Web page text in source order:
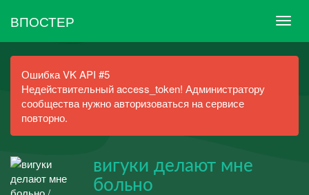
ВПОСТЕР
Ошибка VK API #5
Недействительный access_token! Администратору
сообщества нужно авторизоваться на сервисе
повторно.
вигуки делают мне
больно